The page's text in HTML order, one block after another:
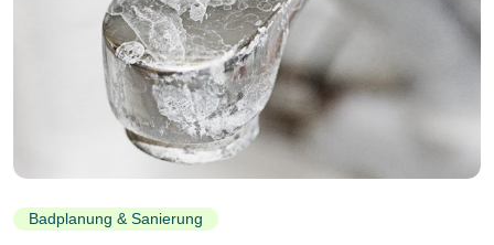
Badplanung & Sanierung